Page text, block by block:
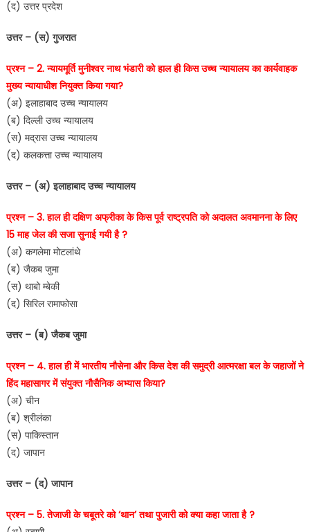
(द) उत्तर प्रदेश
उत्तर – (स) गुजरात
प्रश्न – 2. न्यायमूर्ति मुनीश्वर नाथ भंडारी को हाल ही किस उच्च न्यायालय का कार्यवाहक
मुख्य न्यायाधीश नियुक्त किया गया?
(अ) इलाहाबाद उच्च न्यायालय
(ब) दिल्ली उच्च न्यायालय
(स) मद्रास उच्च न्यायालय
(द) कलकत्ता उच्च न्यायालय
उत्तर – (अ) इलाहाबाद उच्च न्यायालय
प्रश्न – 3. हाल ही दक्षिण अफ्रीका के किस पूर्व राष्ट्रपति को अदालत अवमानना के लिए
15 माह जेल की सजा सुनाई गयी है ?
(अ) कगलेमा मोटलांथे
(ब) जैकब जुमा
(स) थाबो म्बेकी
(द) सिरिल रामाफोसा
उत्तर – (ब) जैकब जुमा
प्रश्न – 4. हाल ही में भारतीय नौसेना और किस देश की समुद्री आत्मरक्षा बल के जहाजों ने
हिंद महासागर में संयुक्त नौसैनिक अभ्यास किया?
(अ) चीन
(ब) श्रीलंका
(स) पाकिस्तान
(द) जापान
उत्तर – (द) जापान
प्रश्न – 5. तेजाजी के चबूतरे को ‘थान’ तथा पुजारी को क्या कहा जाता है ?